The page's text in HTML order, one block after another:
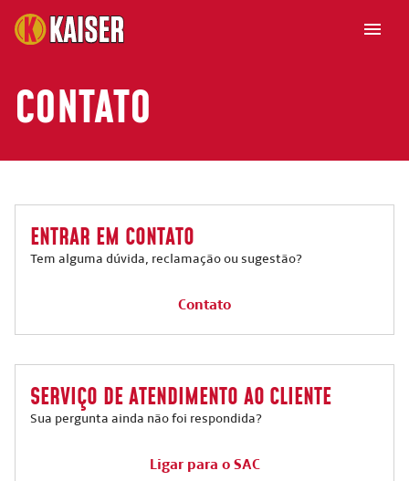
CONTATO
ENTRAR EM CONTATO
Tem alguma dúvida, reclamação ou sugestão?
Contato
SERVIÇO DE ATENDIMENTO AO CLIENTE
Sua pergunta ainda não foi respondida?
Ligar para o SAC